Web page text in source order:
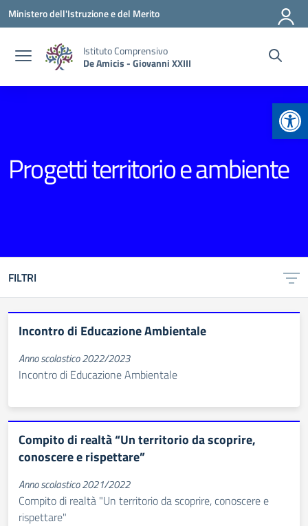
Vai ai contenuti
Vai al menu di navigazione
Vai al footer
Ministero dell'Istruzione e del Merito
Istituto Comprensivo
De Amicis - Giovanni XXIII
Progetti territorio e ambiente
FILTRI
Incontro di Educazione Ambientale
Anno scolastico 2022/2023
Incontro di Educazione Ambientale
Compito di realtà “Un territorio da scoprire,
conoscere e rispettare”
Anno scolastico 2021/2022
Compito di realtà "Un territorio da scoprire, conoscere e
rispettare"